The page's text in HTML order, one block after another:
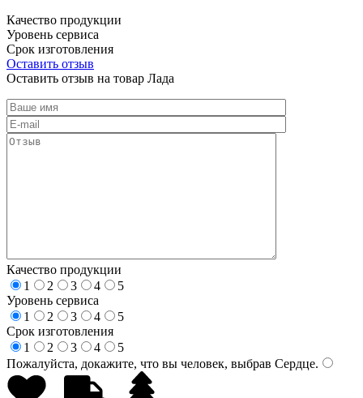
Качество продукции
Уровень сервиса
Срок изготовления
Оставить отзыв
Оставить отзыв на товар Лада
Качество продукции
1
2 3 4
5
Уровень сервиса
1
2 3 4
5
Срок изготовления
1
2 3 4
5
Пожалуйста, докажите, что вы человек, выбрав Сердце.